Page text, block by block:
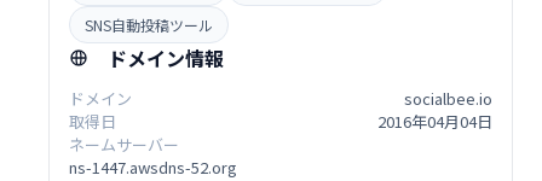
SNS自動投稿ツール
ドメイン情報
ドメイン
socialbee.io
取得日
2016年04月04日
ネームサーバー
ns-1447.awsdns-52.org